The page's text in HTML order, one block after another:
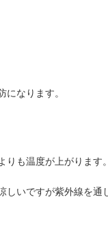
なります。
りも温度が上がります
しいですが紫外線を通